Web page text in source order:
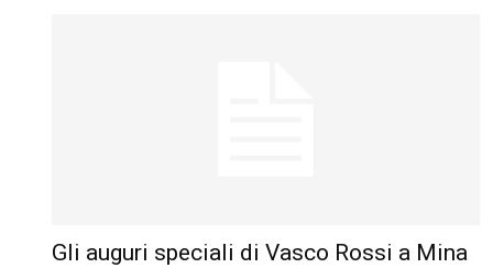
Gli auguri speciali di Vasco Rossi a Mina